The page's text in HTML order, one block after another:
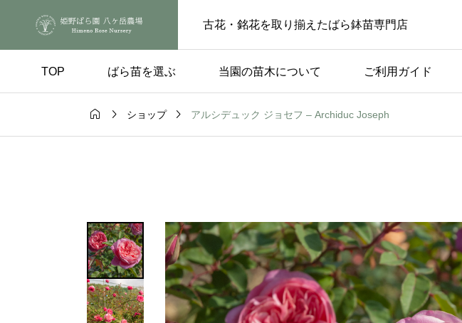
古花・銘花を取り揃えたばら鉢苗専門店
TOP ばら苗を選ぶ 当園の苗木について ご利用ガイド
ばら苗の手入れ
  ショップ  アルシデュック ジョセフ – Archiduc Joseph